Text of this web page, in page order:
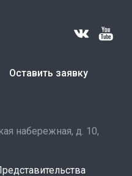
Оставить заявку
набережная, д. 10,